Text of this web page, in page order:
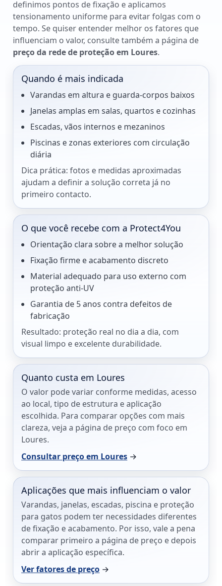
definimos pontos de fixação e aplicamos
tensionamento uniforme para evitar folgas com o
tempo. Se quiser entender melhor os fatores que
influenciam o valor, consulte também a página de
preço da rede de proteção em Loures.
Quando é mais indicada
Varandas em altura e guarda-corpos baixos
Janelas amplas em salas, quartos e cozinhas
Escadas, vãos internos e mezaninos
Piscinas e zonas exteriores com circulação
diária
Dica prática: fotos e medidas aproximadas
ajudam a definir a solução correta já no
primeiro contacto.
O que você recebe com a Protect4You
Orientação clara sobre a melhor solução
Fixação firme e acabamento discreto
Material adequado para uso externo com
proteção anti-UV
Garantia de 5 anos contra defeitos de
fabricação
Resultado: proteção real no dia a dia, com
visual limpo e excelente durabilidade.
Quanto custa em Loures
O valor pode variar conforme medidas, acesso
ao local, tipo de estrutura e aplicação
escolhida. Para comparar opções com mais
clareza, veja a página de preço com foco em
Loures.
Consultar preço em Loures →
Aplicações que mais influenciam o valor
Varandas, janelas, escadas, piscina e proteção
para gatos podem ter necessidades diferentes
de fixação e acabamento. Por isso, vale a pena
comparar primeiro a página de preço e depois
abrir a aplicação específica.
Ver fatores de preço →